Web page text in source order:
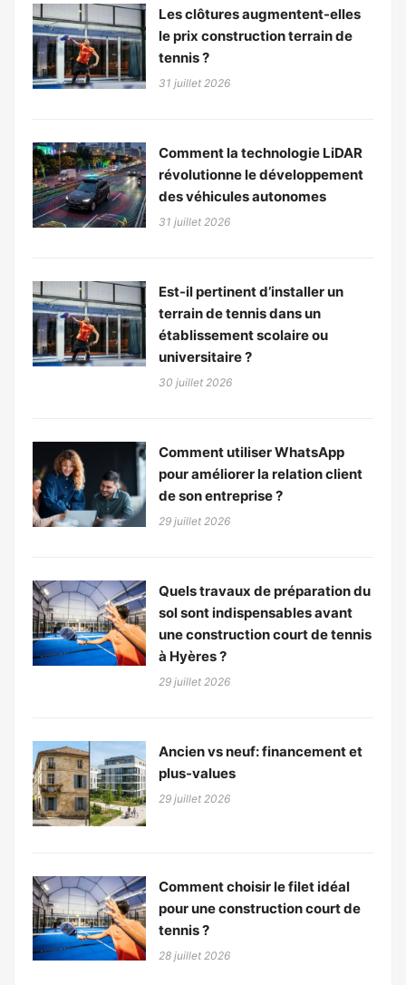
Les clôtures augmentent-elles
le prix construction terrain de
tennis ?
31 juillet 2026
Comment la technologie LiDAR
révolutionne le développement
des véhicules autonomes
31 juillet 2026
Est-il pertinent d’installer un
terrain de tennis dans un
établissement scolaire ou
universitaire ?
30 juillet 2026
Comment utiliser WhatsApp
pour améliorer la relation client
de son entreprise ?
29 juillet 2026
Quels travaux de préparation du
sol sont indispensables avant
une construction court de tennis
à Hyères ?
29 juillet 2026
Ancien vs neuf: financement et
plus-values
29 juillet 2026
Comment choisir le filet idéal
pour une construction court de
tennis ?
28 juillet 2026